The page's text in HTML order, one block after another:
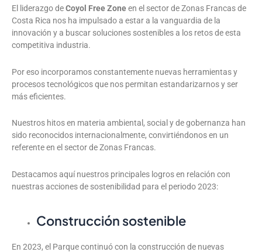
El liderazgo deCoyol Free Zoneen el sector de Zonas Francas de
Costa Rica nos ha impulsado a estar a la vanguardia de la
innovación y a buscar soluciones sostenibles a los retos de esta
competitiva industria.
Por eso incorporamos constantemente nuevas herramientas y
procesos tecnológicos que nos permitan estandarizarnos y ser
más eficientes.
Nuestros hitos en materia ambiental, social y de gobernanza han
sido reconocidos internacionalmente, convirtiéndonos en un
referente en el sector de Zonas Francas.
Destacamos aquí nuestros principales logros en relación con
nuestras acciones de sostenibilidad para el periodo 2023:
Construcción sostenible
En 2023, el Parque continuó con la construcción de nuevas